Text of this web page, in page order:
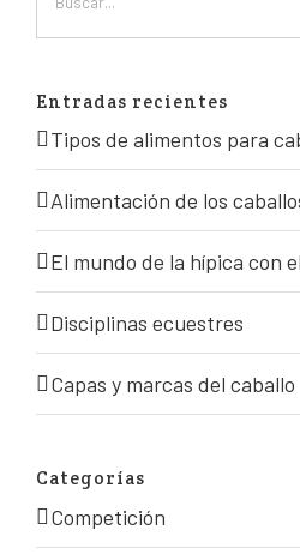
Entradas recientes
Tipos de alimentos para
Alimentación de los
El mundo de la hípica con
Disciplinas ecuestres
Capas y marcas del caballo
Categorías
Competición